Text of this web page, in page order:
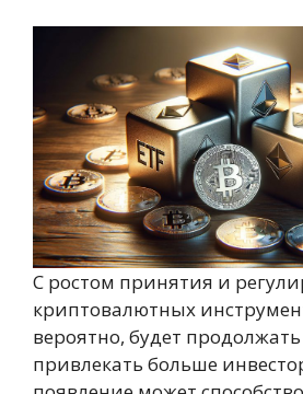
С ростом принятия и
криптовалютных
вероятно, будет
привлекать больше